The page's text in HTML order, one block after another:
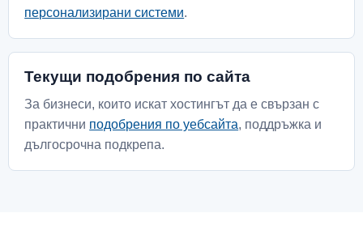
персонализирани системи.
Текущи подобрения по сайта
За бизнеси, които искат хостингът да е свързан с
практични подобрения по уебсайта, поддръжка и
дългосрочна подкрепа.